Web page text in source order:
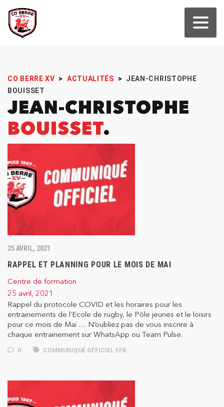
CO BERRE XV > ACTUALITÉS >
JEAN-CHRISTOPHE
BOUISSET
JEAN-CHRISTOPHE
BOUISSET
25 AVRIL, 2021
RAPPEL ET PLANNING POUR LE MOIS DE MAI
Centre de formation
25 avril, 2021
Rappel du protocole COVID et les horaires pour les
entrainements de l’Ecole de rugby, le Pôle jeunes et le loisirs
pour ce mois de Mai … N’oubliez pas de vous inscrire à
chaque entrainement sur WhatsApp ou Team Pulse.
0 COMMUNIQUÉ OFFICIEL FFR